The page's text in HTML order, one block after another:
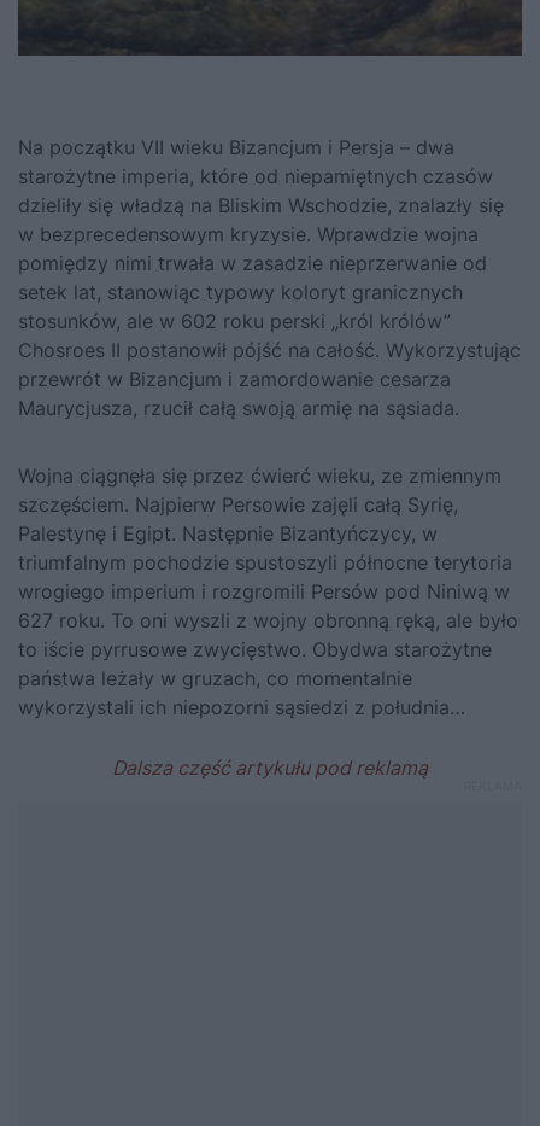
Na początku VII wieku Bizancjum i Persja – dwa
starożytne imperia, które od niepamiętnych czasów
dzieliły się władzą na Bliskim Wschodzie, znalazły się
w bezprecedensowym kryzysie. Wprawdzie wojna
pomiędzy nimi trwała w zasadzie nieprzerwanie od
setek lat, stanowiąc typowy koloryt granicznych
stosunków, ale w 602 roku perski „król królów”
Chosroes II postanowił pójść na całość. Wykorzystując
przewrót w Bizancjum i zamordowanie cesarza
Maurycjusza, rzucił całą swoją armię na sąsiada.
Wojna ciągnęła się przez ćwierć wieku, ze zmiennym
szczęściem. Najpierw Persowie zajęli całą Syrię,
Palestynę i Egipt. Następnie Bizantyńczycy, w
triumfalnym pochodzie spustoszyli północne terytoria
wrogiego imperium i rozgromili Persów pod Niniwą w
627 roku. To oni wyszli z wojny obronną ręką, ale było
to iście pyrrusowe zwycięstwo. Obydwa starożytne
państwa leżały w gruzach, co momentalnie
wykorzystali ich niepozorni sąsiedzi z południa…